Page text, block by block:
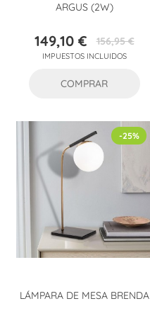
ARGUS (2W)
Precio
149,10 €Precio
base
156,95 €
IMPUESTOS INCLUIDOS
COMPRAR
LÁMPARA DE MESA BRENDA
-25%